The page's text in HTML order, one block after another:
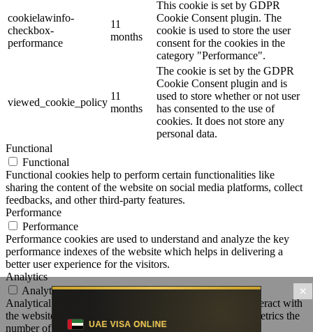
cookielawinfo-
checkbox-
performance
11
months
This cookie is set by GDPR
Cookie Consent plugin. The
cookie is used to store the user
consent for the cookies in the
category "Performance".
viewed_cookie_policy
11
months
The cookie is set by the GDPR
Cookie Consent plugin and is
used to store whether or not user
has consented to the use of
cookies. It does not store any
personal data.
Functional
Functional
Functional cookies help to perform certain functionalities like
sharing the content of the website on social media platforms, collect
feedbacks, and other third-party features.
Performance
Performance
Performance cookies are used to understand and analyze the key
performance indexes of the website which helps in delivering a
better user experience for the visitors.
Analytics
Analytics
Analytical cookies are used to understand how visitors interact with
the website. These cookies help provide information on metrics the
number of visitors, bounce rate, traffic source, etc.
×